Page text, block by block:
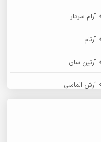
آرام سردار
آرتام
آرتین سان
آرش الماسی